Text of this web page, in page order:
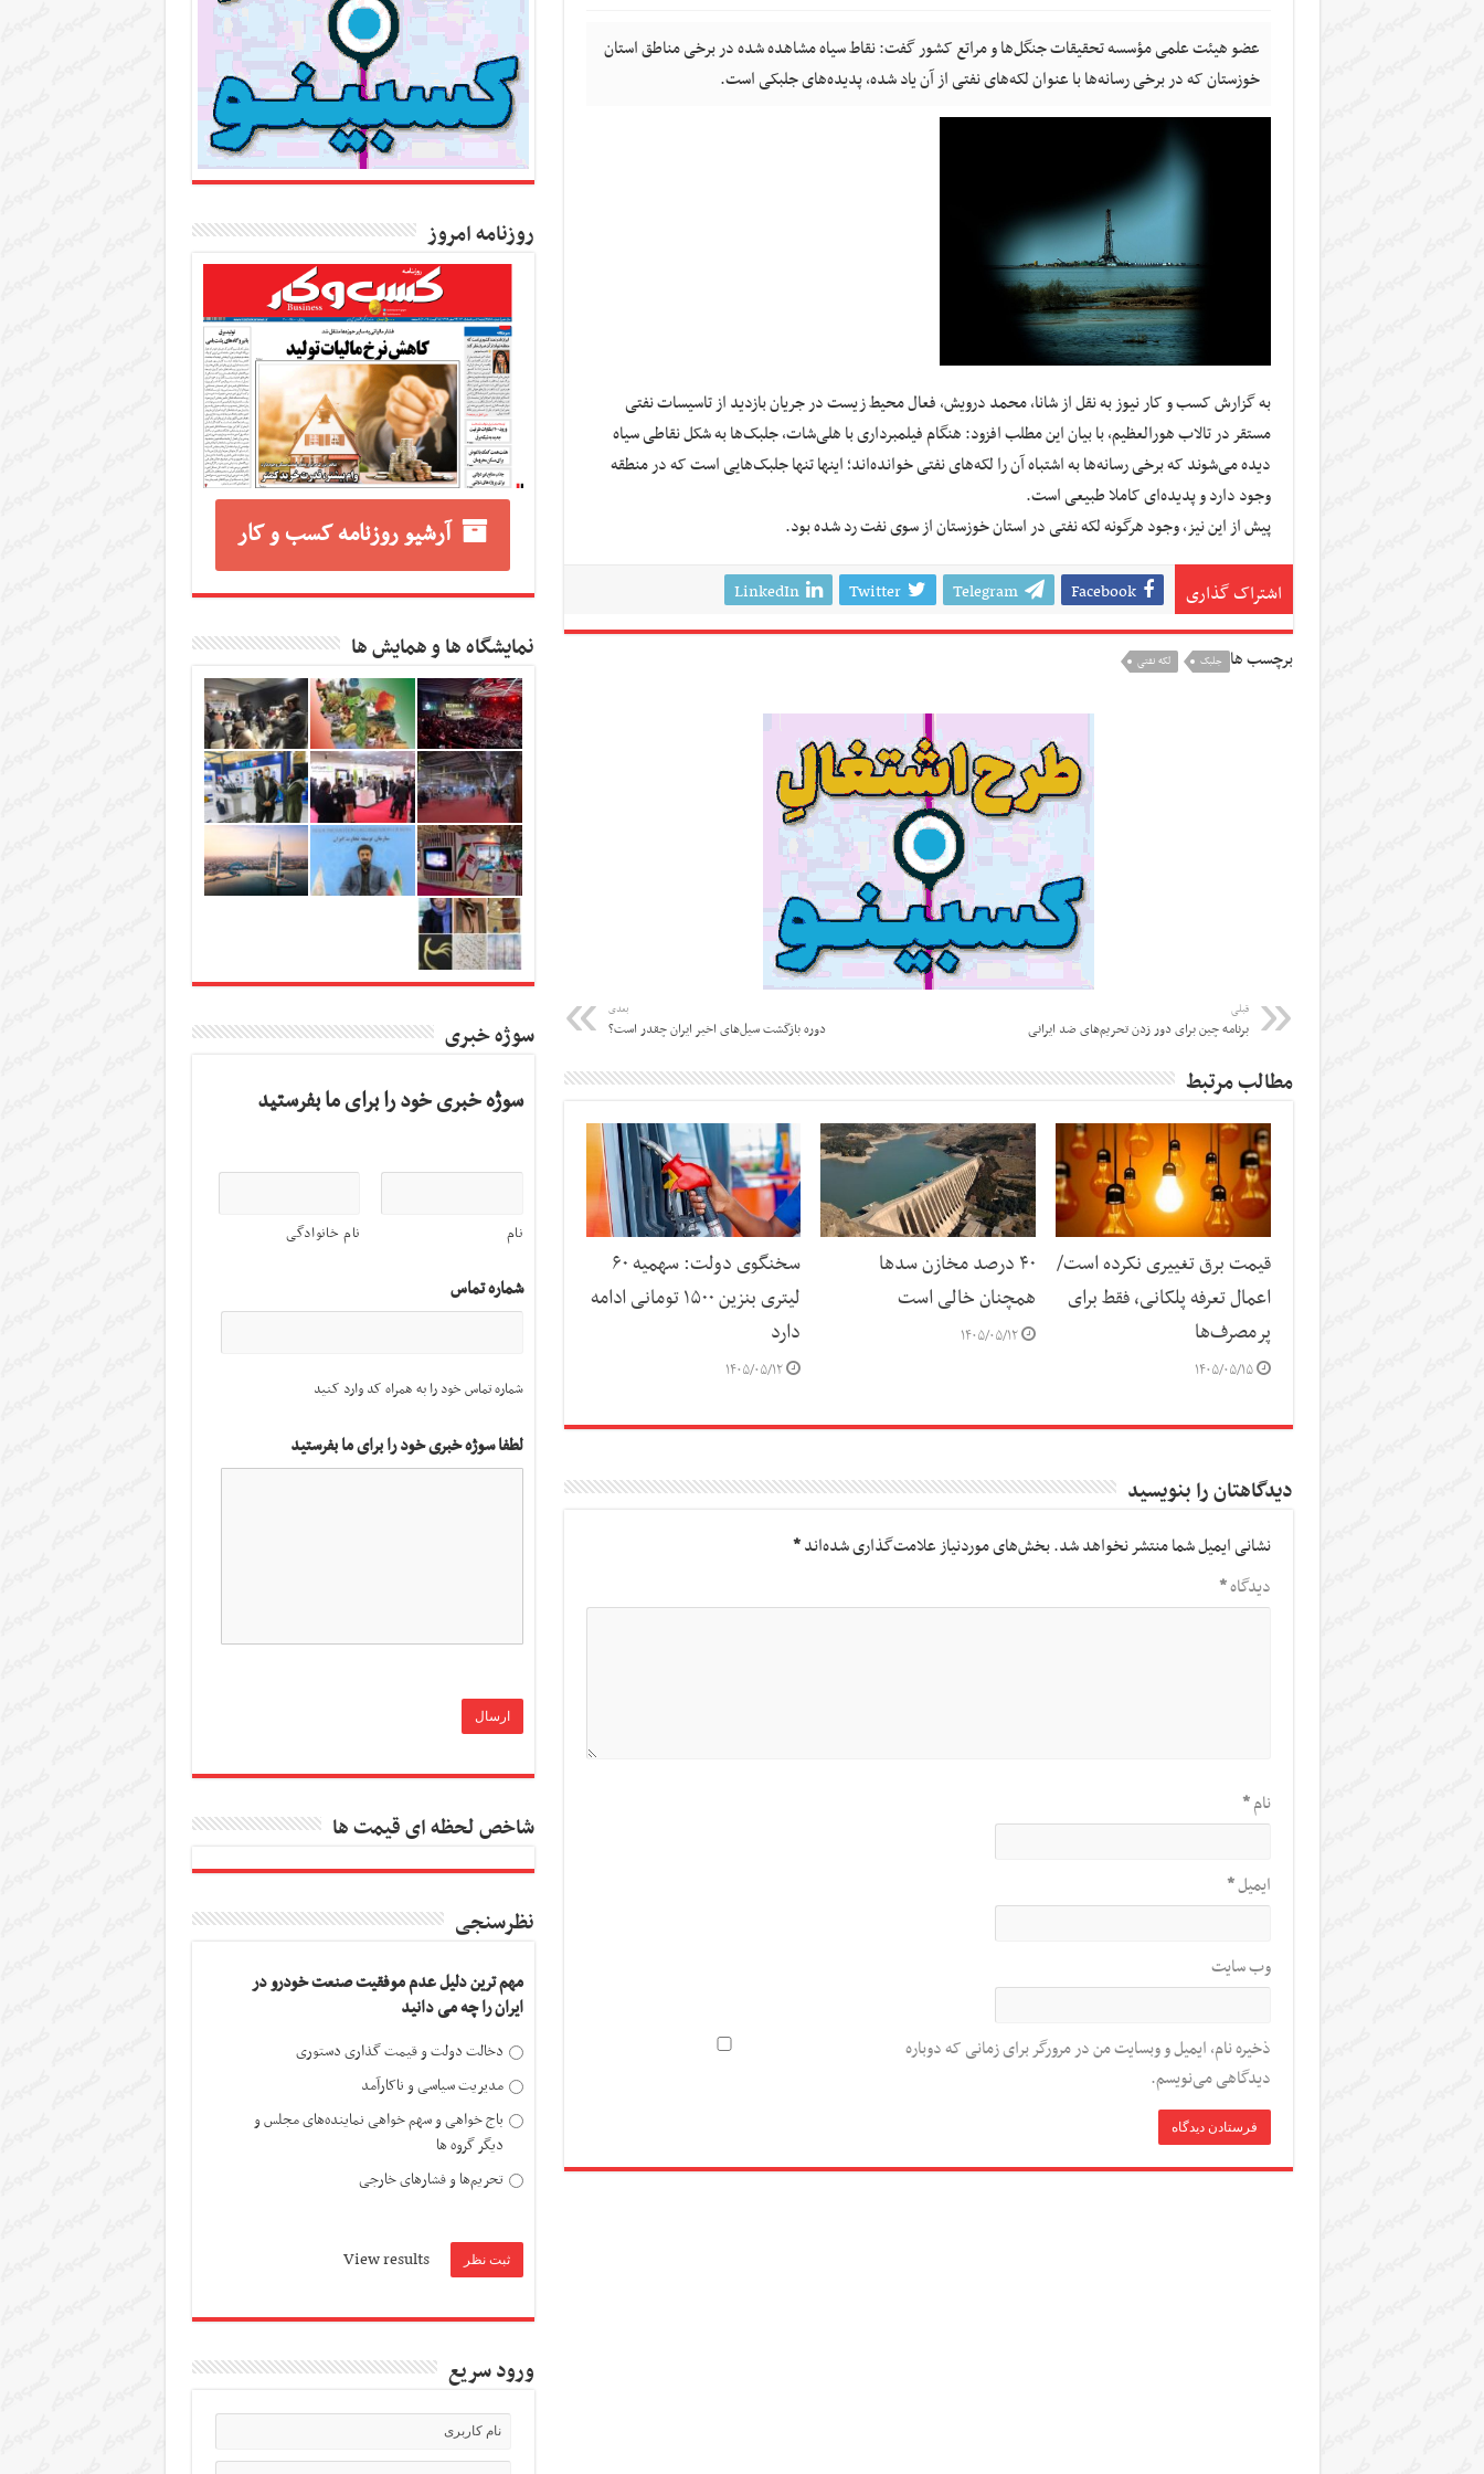
عضو هیئت علمی مؤسسه تحقیقات جنگل‌ها و مراتع کشور گفت: نقاط سیاه مشاهده شده در برخی مناطق استان
خوزستان که در برخی رسانه‌ها با عنوان لکه‌های نفتی از آن یاد شده، پدیده‌های جلبکی است.
به گزارش کسب و کار نیوز به نقل از شانا, محمد درویش، فعال محیط زیست در جریان بازدید از تاسیسات نفتی
مستقر در تالاب هورالعظیم، با بیان این مطلب افزود: هنگام فیلمبرداری با هلی‌شات، جلبک‌ها به شکل نقاطی سیاه
دیده می‌شوند که برخی رسانه‌ها به اشتباه آن را لکه‌های نفتی خوانده‌اند؛ اینها تنها جلبک‌هایی است که در منطقه
وجود دارد و پدیده‌ای کاملا طبیعی است.
پیش از این نیز، وجود هرگونه لکه نفتی در استان خوزستان از سوی نفت رد شده بود.
اشتراک گذاری Facebook
Telegram
Twitter
LinkedIn
برچسب ها جلبک لکه نفتی
قبلی
برنامه چین برای دور زدن تحریم‌های ضد ایرانی
بعدی
دوره بازگشت سیل‌های اخیر ایران چقدر است؟
مطالب مرتبط
قیمت برق تغییری نکرده است/
اعمال تعرفه پلکانی، فقط برای
پرمصرف‌ها
۱۴۰۵/۰۵/۱۵
۴۰ درصد مخازن سد‌ها
همچنان خالی است
۱۴۰۵/۰۵/۱۲
سخنگوی دولت: سهمیه ۶۰
لیتری بنزین ۱۵۰۰ تومانی ادامه
دارد
۱۴۰۵/۰۵/۱۲
دیدگاهتان را بنویسید
نشانی ایمیل شما منتشر نخواهد شد.بخش‌های موردنیاز علامت‌گذاری شده‌اند*
دیدگاه*
نام*
ایمیل*
وب‌ سایت
ذخیره نام، ایمیل و وبسایت من در مرورگر برای زمانی که دوباره
دیدگاهی می‌نویسم.
روزنامه امروز
آرشیو روزنامه کسب و کار
نمایشگاه ها و همایش ها
سوژه خبری
سوژه خبری خود را برای ما بفرستید
نام نام خانوادگی
شماره تماس
شماره تماس خود را به همراه کد وارد کنید
لطفا سوژه خبری خود را برای ما بفرستید
شاخص لحظه ای قیمت ها
نظرسنجی
مهم ترین دلیل عدم موفقیت صنعت خودرو در
ایران را چه می دانید
دخالت دولت و قیمت گذاری دستوری
مدیریت سیاسی و ناکارآمد
باج خواهی و سهم خواهی نماینده‌های مجلس و
دیگر گروه ها
تحریم‌ها و فشارهای خارجی
View results
ورود سریع